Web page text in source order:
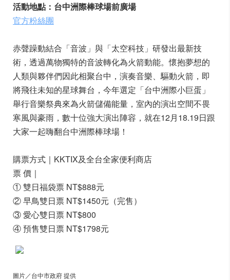
活動地點：台中洲際棒球場前廣場
官方粉絲團
赤聲躁動結合「音波」與「太空科技」研發出最新技
術，透過萬物獨特的音波轉化為火箭動能。懷抱夢想的
人類與夥伴們因此相聚台中，演奏音樂、驅動火箭，即
將飛往未知的星球舞台，今年選定「台中洲際小巨蛋」
舉行音樂祭典來為火箭儲備能量，室內的演出空間不畏
寒風與豪雨，數十位強大演出陣容，就在12月18.19日跟
大家一起嗨翻台中洲際棒球場！
購票方式｜KKTIX及全台全家便利商店
票 價｜
① 雙日福袋票 NT$888元
② 早鳥雙日票 NT$1450元（完售）
③ 愛心雙日票 NT$800
④ 預售雙日票 NT$1798元
圖片／台中市政府 提供